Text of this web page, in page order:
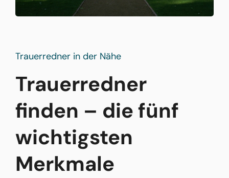
Trauerredner in der Nähe
Trauerredner
finden – die fünf
wichtigsten
Merkmale